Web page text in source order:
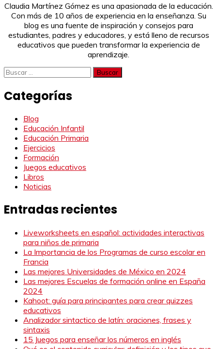
Claudia Martínez Gómez es una apasionada de la educación.
Con más de 10 años de experiencia en la enseñanza. Su
blog es una fuente de inspiración y consejos para
estudiantes, padres y educadores, y está lleno de recursos
educativos que pueden transformar la experiencia de
aprendizaje.
Buscar:
Categorías
Blog
Educación Infantil
Educación Primaria
Ejercicios
Formación
Juegos educativos
Libros
Noticias
Entradas recientes
Liveworksheets en español: actividades interactivas
para niños de primaria
La Importancia de los Programas de curso escolar en
Francia
Las mejores Universidades de México en 2024
Las mejores Escuelas de formación online en España
2024
Kahoot: guía para principantes para crear quizzes
educativos
Analizador sintactico de latín: oraciones, frases y
sintaxis
15 Juegos para enseñar los números en inglés